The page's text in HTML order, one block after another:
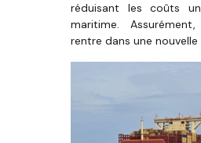
réduisant les coûts
maritime.
rentre dans une